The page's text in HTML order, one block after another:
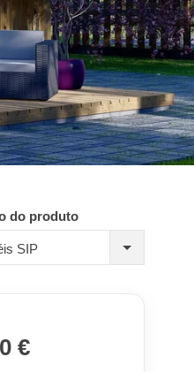
do produto
SIP
€